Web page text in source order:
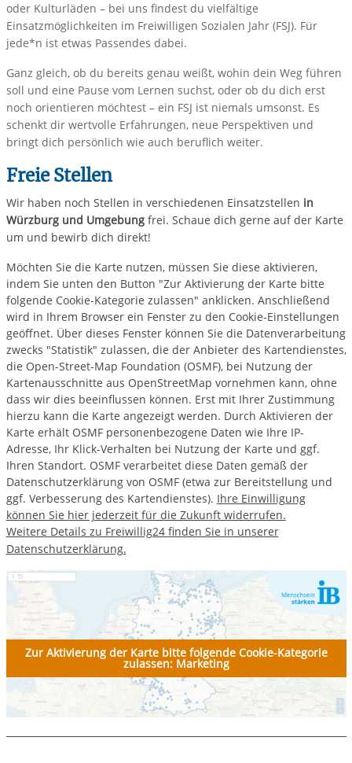
oder Kulturläden – bei uns findest du vielfältige
Einsatzmöglichkeiten im Freiwilligen Sozialen Jahr (FSJ). Für
jede*n ist etwas Passendes dabei.
Ganz gleich, ob du bereits genau weißt, wohin dein Weg führen
soll und eine Pause vom Lernen suchst, oder ob du dich erst
noch orientieren möchtest – ein FSJ ist niemals umsonst. Es
schenkt dir wertvolle Erfahrungen, neue Perspektiven und
bringt dich persönlich wie auch beruflich weiter.
Freie Stellen
Wir haben noch Stellen in verschiedenen Einsatzstellen in
Würzburg und Umgebungfrei. Schaue dich gerne auf der Karte
um und bewirb dich direkt!
Möchten Sie die Karte nutzen, müssen Sie diese aktivieren,
indem Sie unten den Button "Zur Aktivierung der Karte bitte
folgende Cookie-Kategorie zulassen" anklicken. Anschließend
wird in Ihrem Browser ein Fenster zu den Cookie-Einstellungen
geöffnet. Über dieses Fenster können Sie die Datenverarbeitung
zwecks "Statistik" zulassen, die der Anbieter des Kartendienstes,
die Open-Street-Map Foundation (OSMF), bei Nutzung der
Kartenausschnitte aus OpenStreetMap vornehmen kann, ohne
dass wir dies beeinflussen können. Erst mit Ihrer Zustimmung
hierzu kann die Karte angezeigt werden. Durch Aktivieren der
Karte erhält OSMF personenbezogene Daten wie Ihre IP-
Adresse, Ihr Klick-Verhalten bei Nutzung der Karte und ggf.
Ihren Standort. OSMF verarbeitet diese Daten gemäß der
Datenschutzerklärung von OSMF (etwa zur Bereitstellung und
ggf. Verbesserung des Kartendienstes). Ihre Einwilligung
können Sie hier jederzeit für die Zukunft widerrufen.
Weitere Details zu Freiwillig24 finden Sie in unserer
Datenschutzerklärung.
Zur Aktivierung der Karte bitte folgende Cookie-Kategorie
zulassen: Marketing